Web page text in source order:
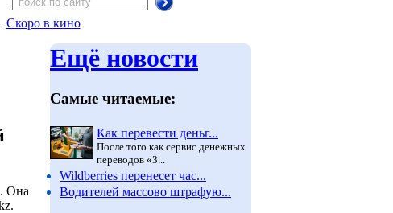
Скоро в кино
Она
Ещё новости
Самые читаемые:
Как перевести деньг...
После того как сервис денежных
переводов «З...
Wildberries перенесет час...
Водителей массово штрафую...